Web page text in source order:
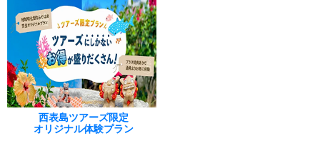
西表島ツアーズ限定
オリジナル体験プラン